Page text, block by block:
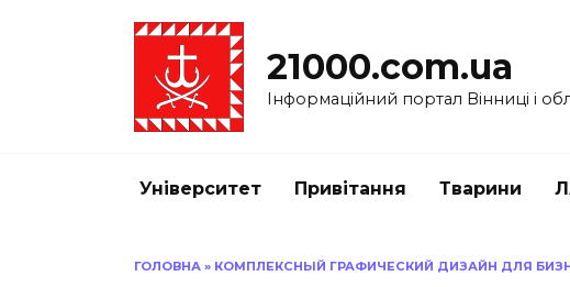
21000.com.ua
Інформаційний портал Вінниці і
Університет Привітання Тварини
ГОЛОВНА » КОМПЛЕКСНЫЙ ГРАФИЧЕСКИЙ ДИЗАЙН ДЛЯ